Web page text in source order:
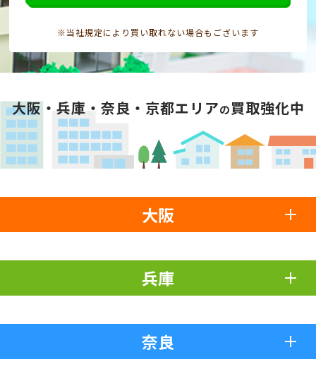
※当社規定により買い取れない場合もございます
大阪・兵庫・奈良・京都エリアの買取強化中
大阪
兵庫
奈良